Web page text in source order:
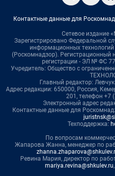
Контактные данные для
Сетевое издание
Зарегистрировано Федеральной
информационных
(Роскомнадзор). Регистрационный
регистрации - ЭЛ № ФС
Учредитель: Общество с
Главный редактор:
Адрес редакции: 650000, Россия,
201, телефон +7
Электронный адрес
Контактные данные для
Техподдержка:
По вопросам
Жапарова Жанна, менеджер по
Ревина Мария, директор по
mariya.revina@shkulev.ru